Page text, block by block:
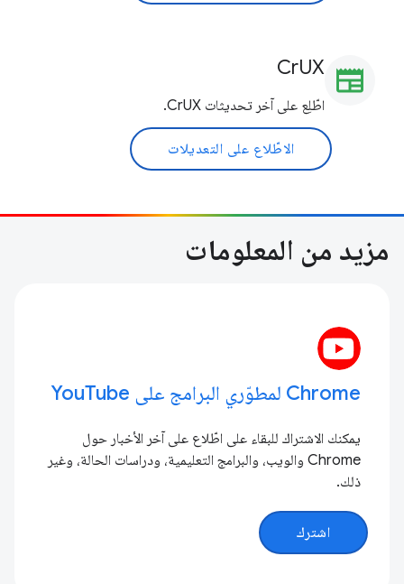
newspaper
CrUX
اطّلِع على آخر تحديثات CrUX.
الاطّلاع على التعديلات
مزيد من المعلومات
Chrome لمطوّري البرامج على YouTube
يمكنك الاشتراك للبقاء على اطّلاع على آخر الأخبار حول
Chrome والويب، والبرامج التعليمية، ودراسات الحالة، وغير
ذلك.
اشترك